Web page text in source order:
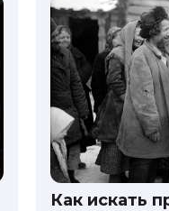
Как искать